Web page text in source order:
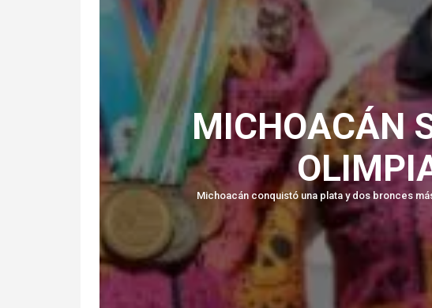
MICHOACÁN
Michoacán conquistó una plata y dos bronces